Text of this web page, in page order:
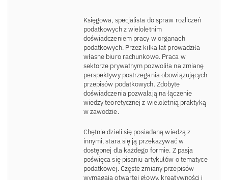
Księgowa, specjalista do spraw rozliczeń
podatkowych z wieloletnim
doświadczeniem pracy w organach
podatkowych. Przez kilka lat prowadziła
własne biuro rachunkowe. Praca w
sektorze prywatnym pozwoliła na zmianę
perspektywy postrzegania obowiązujących
przepisów podatkowych. Zdobyte
doświadczenia pozwalają na łączenie
wiedzy teoretycznej z wieloletnią praktyką
w zawodzie.
Chętnie dzieli się posiadaną wiedzą z
innymi, stara się ją przekazywać w
dostępnej dla każdego formie. Z pasja
poświęca się pisaniu artykułów o tematyce
podatkowej. Częste zmiany przepisów
wymagają otwartej głowy, kreatywności i